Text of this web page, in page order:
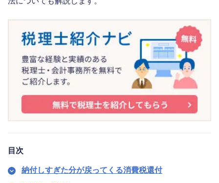
目次
納付しすぎた分が戻ってくる消費税還付